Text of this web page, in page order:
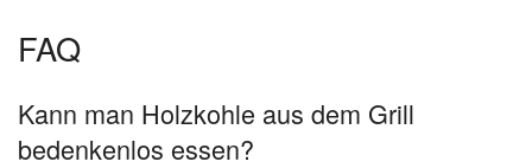
FAQ
Kann man Holzkohle aus dem Grill
bedenkenlos essen?